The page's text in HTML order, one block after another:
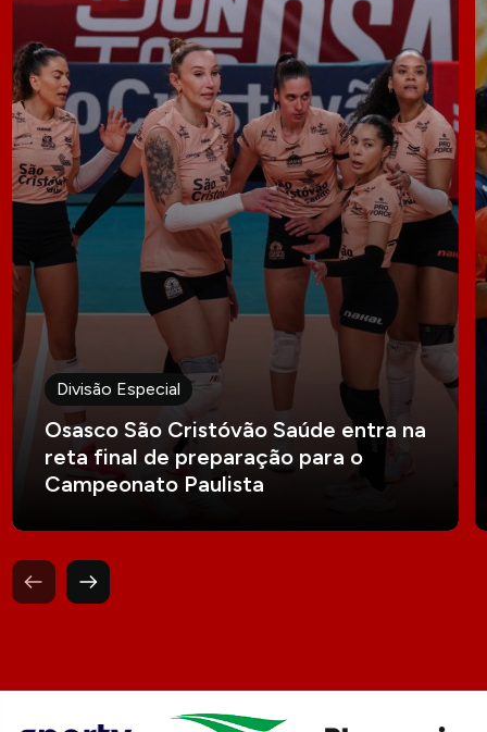
Divisão Especial
Osasco São Cristóvão Saúde entra na
reta final de preparação para o
Campeonato Paulista